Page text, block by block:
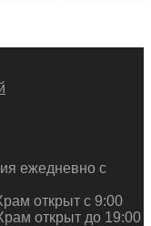
ежедневно с
открыт с 9:00
открыт до 19:00